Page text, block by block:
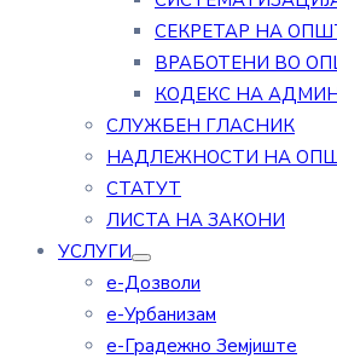
СЕКРЕТАР НА
ВРАБОТЕНИ ВО
КОДЕКС НА
СЛУЖБЕН ГЛАСНИК
НАДЛЕЖНОСТИ НА
СТАТУТ
ЛИСТА НА ЗАКОНИ
УСЛУГИ
е-Дозволи
е-Урбанизам
е-Градежно Земјиште